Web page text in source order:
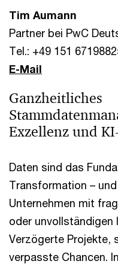
Tim Aumann
Partner bei PwC
Tel.: +49 151
E-Mail
Ganzheitliches
Exzellenz und
Daten sind das
Transformation –
Unternehmen mit
oder unvollständigen
Verzögerte Projekte,
verpasste Chancen.